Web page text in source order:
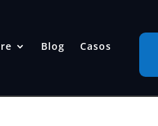
Blog Casos